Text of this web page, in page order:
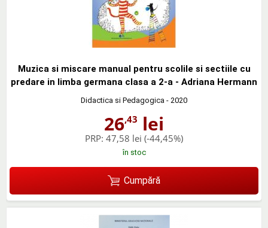
Muzica si miscare manual pentru scolile si sectiile cu
predare in limba germana clasa a 2-a - Adriana Hermann
Didactica si Pedagogica - 2020
26,43 lei
PRP: 47,58 lei (-44,45%)
în stoc
Cumpără